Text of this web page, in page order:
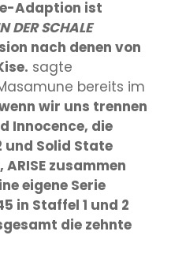
Adaption ist
DER SCHALE
nach denen von
sagte
bereits im
wir uns trennen
Innocence, die
und Solid State
zusammen
eigene Serie
in Staffel 1 und 2
die zehnte